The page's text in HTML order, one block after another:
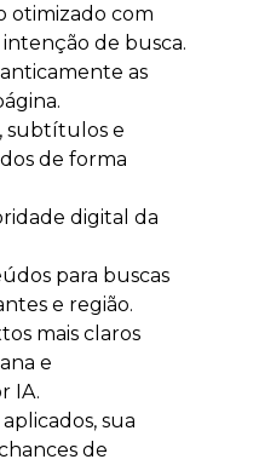
otimizado com
de busca.
as
subtítulos e
de forma
digital da
para buscas
e região.
mais claros
e
IA.
sua
de